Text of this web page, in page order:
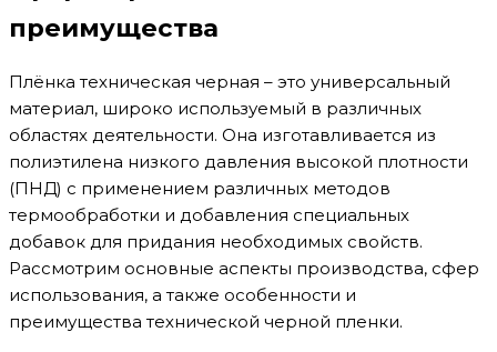
преимущества
Плёнка техническая черная – это универсальный
материал, широко используемый в различных
областях деятельности. Она изготавливается из
полиэтилена низкого давления высокой плотности
(ПНД) с применением различных методов
термообработки и добавления специальных
добавок для придания необходимых свойств.
Рассмотрим основные аспекты производства, сфер
использования, а также особенности и
преимущества технической черной пленки.